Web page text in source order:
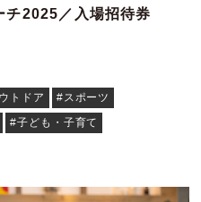
チ2025／入場招待券
トドア
#スポーツ
#子ども・子育て